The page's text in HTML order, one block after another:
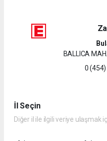
BALLICA
0
İl Seçin
Diğer il ile ilgili veriye ulaşmak